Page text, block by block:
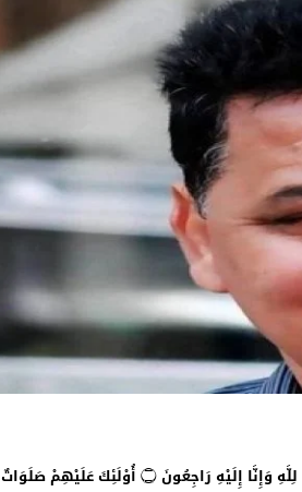
وَبَشِّرِ الصَّابِرِينَ ۝ الَّذِينَ إِذَا أَصَابَتْهُمْ مُصِيبَةٌ قَالُوا إِنَّا لِلَّهِ وَإِنَّا إِلَيْهِ رَاجِعُونَ ۝ أُوْلَئِكَ عَلَيْهِمْ صَلَوَاتٌ